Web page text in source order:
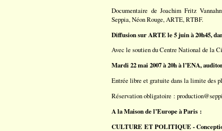
Documentaire de Joachim Fritz
Seppia, Néon Rouge, ARTE, RTBF.
Diffusion sur ARTE le 5 juin à 20h45,
Avec le soutien du Centre National de la
Mardi 22 mai 2007 à 20h à l’ENA,
Entrée libre et gratuite dans la limite des
Réservation obligatoire :
A la Maison de l’Europe à Paris :
CULTURE ET POLITIQUE -